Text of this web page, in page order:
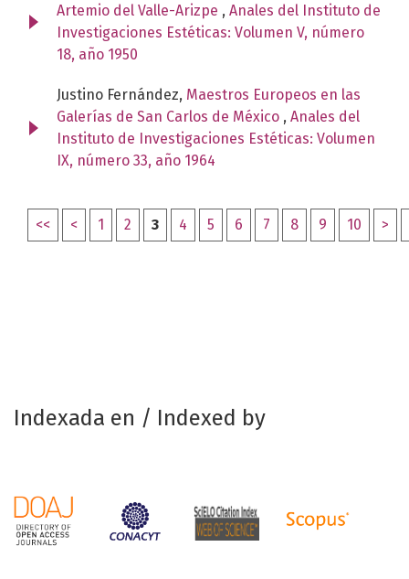
Artemio del Valle-Arizpe , Anales del Instituto de
Investigaciones Estéticas: Volumen V, número
18, año 1950
Justino Fernández, Maestros Europeos en las
Galerías de San Carlos de México , Anales del
Instituto de Investigaciones Estéticas: Volumen
IX, número 33, año 1964
<< < 1 2 3 4 5 6 7 8 9 10 >
Indexada en / Indexed by